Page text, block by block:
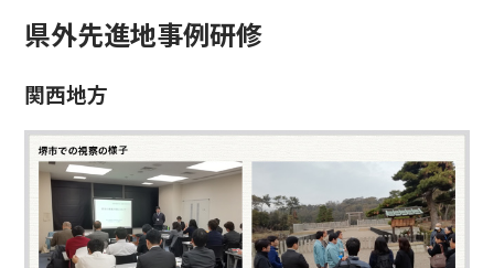
県外先進地事例研修
関西地方